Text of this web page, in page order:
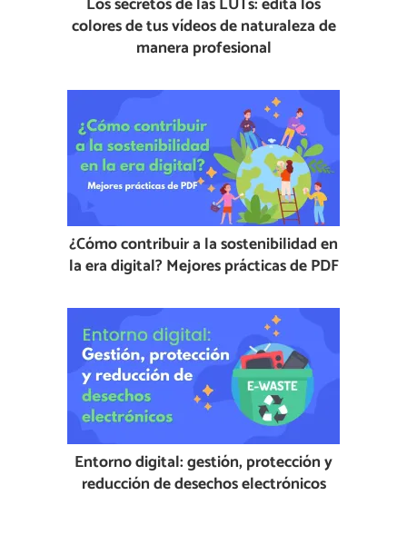
colores de tus vídeos de naturaleza de
manera profesional
¿Cómo contribuir a la sostenibilidad en
la era digital? Mejores prácticas de PDF
Entorno digital: gestión, protección y
reducción de desechos electrónicos